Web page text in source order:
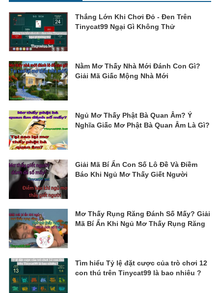
Thắng Lớn Khi Chơi Đỏ - Đen Trên
Tinycat99 Ngại Gì Không Thử
Nằm Mơ Thấy Nhà Mới Đánh Con Gì?
Giải Mã Giấc Mộng Nhà Mới
Ngủ Mơ Thấy Phật Bà Quan Âm? Ý
Nghĩa Giấc Mơ Phật Bà Quan Âm Là Gì?
Giải Mã Bí Ẩn Con Số Lô Đề Và Điềm
Báo Khi Ngủ Mơ Thấy Giết Người
Mơ Thấy Rụng Răng Đánh Số Mấy? Giải
Mã Bí Ẩn Khi Ngủ Mơ Thấy Rụng Răng
Tìm hiểu Tỷ lệ đặt cược của trò chơi 12
con thú trên Tinycat99 là bao nhiêu ?